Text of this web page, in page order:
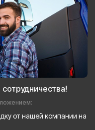
от нашей компании на